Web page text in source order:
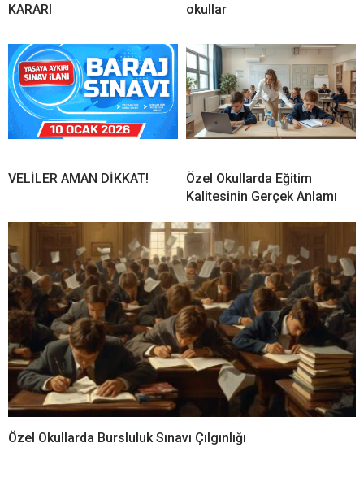
KARARI
okullar
VELİLER AMAN DİKKAT!
Özel Okullarda Eğitim
Kalitesinin Gerçek Anlamı
Özel Okullarda Bursluluk Sınavı Çılgınlığı